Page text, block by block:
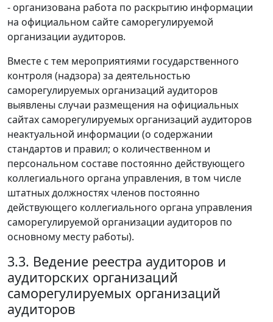
- организована работа по раскрытию информации
на официальном сайте саморегулируемой
организации аудиторов.
Вместе с тем мероприятиями государственного
контроля (надзора) за деятельностью
саморегулируемых организаций аудиторов
выявлены случаи размещения на официальных
сайтах саморегулируемых организаций аудиторов
неактуальной информации (о содержании
стандартов и правил; о количественном и
персональном составе постоянно действующего
коллегиального органа управления, в том числе
штатных должностях членов постоянно
действующего коллегиального органа управления
саморегулируемой организации аудиторов по
основному месту работы).
3.3. Ведение реестра аудиторов и
аудиторских организаций
саморегулируемых организаций
аудиторов